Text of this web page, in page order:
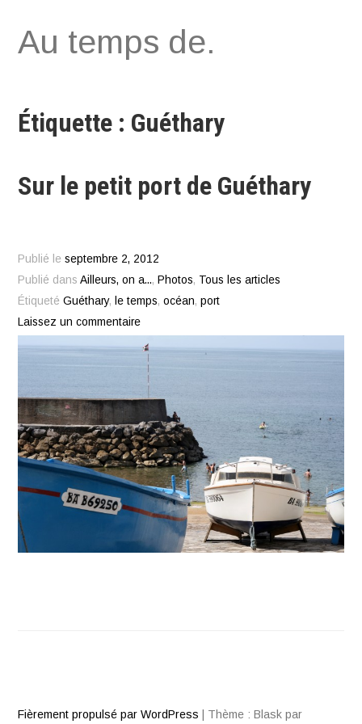
au
Au temps de.
Étiquette : Guéthary
Sur le petit port de Guéthary
Publié leseptembre 2, 2012
Publié dansAilleurs, on a..., Photos, Tous les articles
ÉtiquetéGuéthary, le temps,océan,port
Laissez un commentaire
Fièrement propulsé par WordPress Thème : Blask par